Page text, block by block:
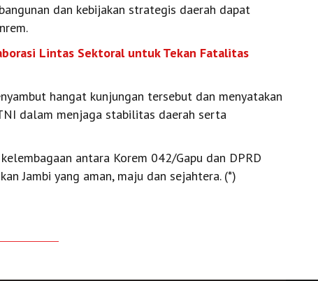
dan kebijakan strategis daerah dapat
Lintas Sektoral untuk Tekan Fatalitas
hangat kunjungan tersebut dan menyatakan
dalam menjaga stabilitas daerah serta
antara Korem 042/Gapu dan DPRD
Jambi yang aman, maju dan sejahtera. (*)